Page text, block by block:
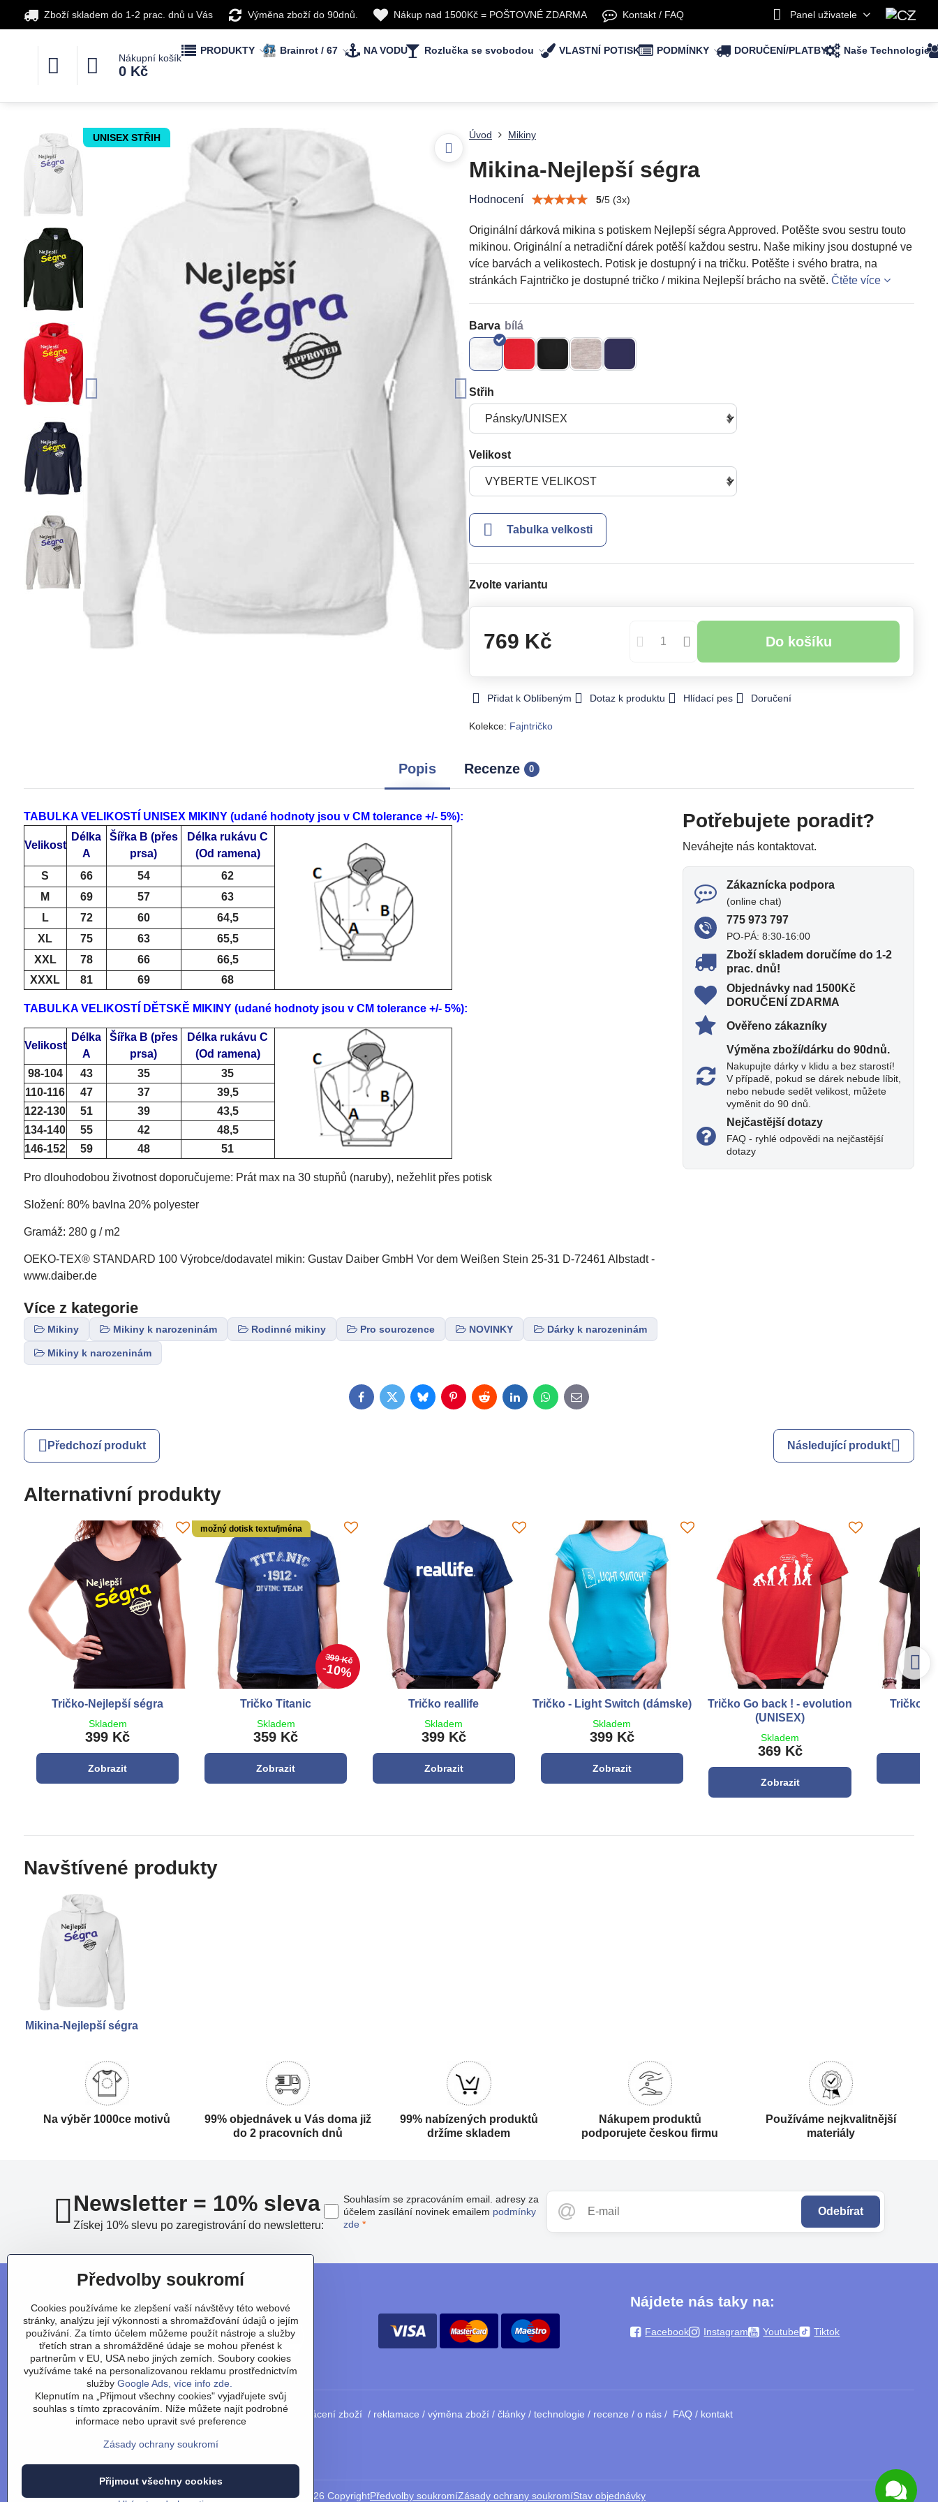
Zboží skladem do 1-2 prac. dnů u Vás Výměna zboží do 90dnů. Nákup nad 1500Kč = POŠTOVNÉ ZDARMA Kontakt / FAQ Panel uživatele
Nákupní košík
0 Kč
PRODUKTY Brainrot / 67 NA VODU Rozlučka se svobodou VLASTNÍ POTISK PODMÍNKY DORUČENÍ/PLATBY Naše Technologie
UNISEX STŘIH Úvod Mikiny
Mikina-Nejlepší ségra
Hodnocení 5/5(3x)
Originální dárková mikina s potiskem Nejlepší ségra Approved. Potěšte svou sestru touto
mikinou. Originální a netradiční dárek potěší každou sestru. Naše mikiny jsou dostupné ve
více barvách a velikostech. Potisk je dostupný i na tričku. Potěšte i svého bratra, na
stránkách Fajntričko je dostupné tričko / mikina Nejlepší brácho na světě. Čtěte více
Barva
Střih
Velikost
Tabulka velkosti
Zvolte variantu
769 Kč Do košíku
Přidat k Oblíbeným Dotaz k produktu Hlídací pes Doručení
Kolekce: Fajntričko
Popis Recenze 0
TABULKA VELIKOSTÍ UNISEX MIKINY (udané hodnoty jsou v CM tolerance +/- 5%):
Velikost
Délka
A
Šířka B (přes
prsa)
Délka rukávu C
(Od ramena)
S
66 54
62
M
69 57
63
L
72 60
64,5
XL
75 63
65,5
XXL
78 66
66,5
XXXL
81 69 68
TABULKA VELIKOSTÍ DĚTSKĚ MIKINY (udané hodnoty jsou v CM tolerance +/- 5%):
Velikost
Délka
A
Šířka B (přes
prsa)
Délka rukávu C
(Od ramena)
98-104
43 35
35
110-116
47 37
39,5
122-130
51 39
43,5
134-140
55 42
48,5
146-152
59 48 51
Pro dlouhodobou životnost doporučujeme: Prát max na 30 stupňů (naruby), nežehlit přes potisk
Složení: 80% bavlna 20% polyester
Gramáž: 280 g / m2
OEKO-TEX® STANDARD 100 Výrobce/dodavatel mikin: Gustav Daiber GmbH Vor dem Weißen Stein 25-31 D-72461 Albstadt -
www.daiber.de
Více z kategorie
Mikiny Mikiny k narozeninám Rodinné mikiny Pro sourozence NOVINKY Dárky k narozeninám
Mikiny k narozeninám
Potřebujete poradit?
Neváhejte nás kontaktovat.
Zákaznícka podpora
(online chat)
775 973 797
PO-PÁ: 8:30-16:00
Zboží skladem doručíme do 1-2
prac​. dnů!
Objednávky nad 1500Kč
DORUČENÍ ZDARMA
Ověřeno zákazníky
Výměna zboží/dárku do 90dnů​.
Nakupujte dárky v klidu a bez starostí!
V případě, pokud se dárek nebude líbit,
nebo nebude sedět velikost, můžete
vyměnit do 90 dnů.
Nejčastější dotazy
FAQ - ryhlé odpovědi na nejčastějśí
dotazy
FacebookTwitterBlueskyPinterestRedditLinkedInWhatsApp
E-
mail
Předchozí produkt Následující produkt
Alternativní produkty
Tričko-Nejlepší ségra
Skladem
399 Kč
Zobrazit
399 Kč
10%
možný dotisk textu/jména
Tričko Titanic
Skladem
359 Kč
Zobrazit
Tričko reallife
Skladem
399 Kč
Zobrazit
Tričko - Light Switch (dámske)
Skladem
399 Kč
Zobrazit
Tričko Go back ! - evolution
(UNISEX)
Skladem
369 Kč
Zobrazit
Tričko -
Navštívené produkty
Mikina-Nejlepší ségra
Na výběr 1000ce motivů
99% objednávek u Vás doma již
do 2 pracovních dnů
99% nabízených produktů
držíme skladem
Nákupem produktů
podporujete českou firmu
Používáme nejkvalitnější
materiály
Newsletter = 10% sleva
Získej 10% slevu po zaregistrování do newsletteru:
Odebírat
Souhlasím se zpracováním email. adresy za
účelem zasílání novinek emailem podmínky
zde *
Nájdete nás taky na:
Facebook Instagram Youtube Tiktok
Obchodní podmínky vrácení zboží/ reklamace / výměna zboží/ články/ technologie / recenze / o nás/ FAQ/ kontakt
© 2026 CopyrightPředvolby soukromíZásady ochrany soukromíStav objednávky
Předvolby soukromí
Cookies používáme ke zlepšení vaší návštěvy této webové
stránky, analýzu její výkonnosti a shromažďování údajů o jejím
používání. Za tímto účelem můžeme použít nástroje a služby
třetích stran a shromážděné údaje se mohou přenést k
partnerům v EU, USA nebo jiných zemích. Soubory cookies
využíváme také na personalizovanou reklamu prostřednictvím
služby Google Ads, více info zde.
Klepnutím na „Přijmout všechny cookies" vyjadřujete svůj
souhlas s tímto zpracováním. Níže můžete najít podrobné
informace nebo upravit své preference
Zásady ochrany soukromí
Přijmout všechny cookies